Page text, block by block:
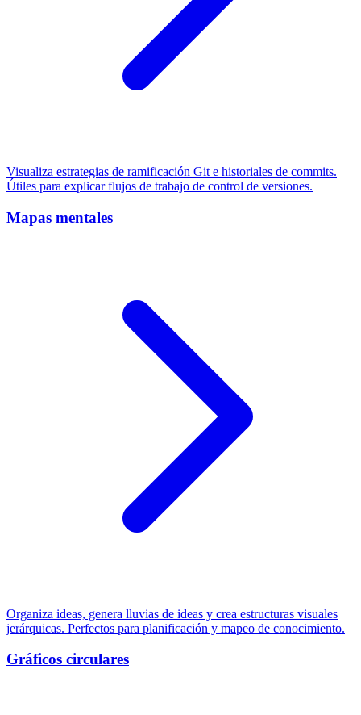
Visualiza estrategias de ramificación Git e historiales de commits.
Útiles para explicar flujos de trabajo de control de versiones.
Mapas mentales
Organiza ideas, genera lluvias de ideas y crea estructuras visuales
jerárquicas. Perfectos para planificación y mapeo de conocimiento.
Gráficos circulares